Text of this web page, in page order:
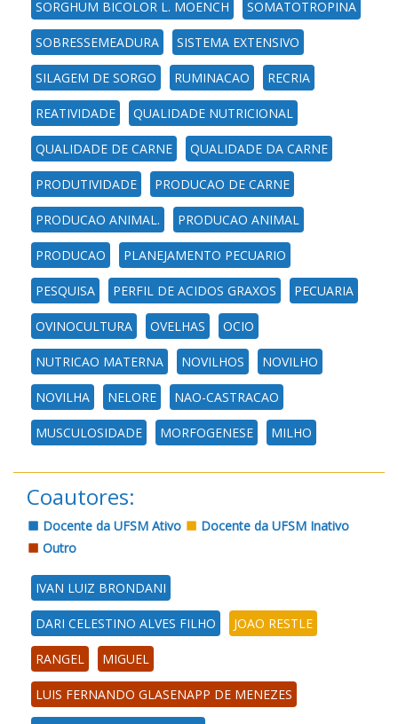
SORGHUM BICOLOR L. MOENCH SOMATOTROPINA
SOBRESSEMEADURA SISTEMA EXTENSIVO
SILAGEM DE SORGO RUMINACAO RECRIA
REATIVIDADE QUALIDADE NUTRICIONAL
QUALIDADE DE CARNE QUALIDADE DA CARNE
PRODUTIVIDADE PRODUCAO DE CARNE
PRODUCAO ANIMAL. PRODUCAO ANIMAL
PRODUCAO PLANEJAMENTO PECUARIO
PESQUISA PERFIL DE ACIDOS GRAXOS PECUARIA
OVINOCULTURA OVELHAS OCIO
NUTRICAO MATERNA NOVILHOS NOVILHO
NOVILHA NELORE NAO-CASTRACAO
MUSCULOSIDADE MORFOGENESE MILHO
Coautores:
Docente da UFSM Ativo
Docente da UFSM Inativo
Outro
IVAN LUIZ BRONDANI
DARI CELESTINO ALVES FILHO JOAO RESTLE
RANGEL MIGUEL
LUIS FERNANDO GLASENAPP DE MENEZES